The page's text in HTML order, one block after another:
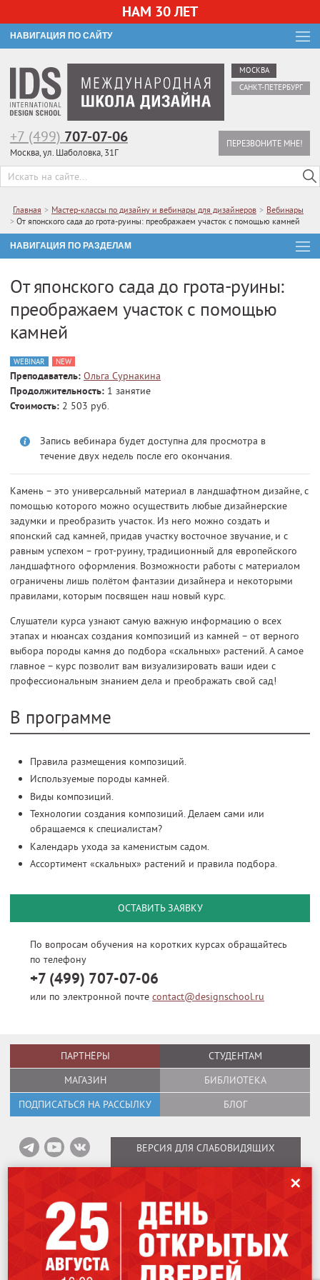
НАМ 30 ЛЕТ
НАВИГАЦИЯ ПО САЙТУ
МОСКВА
САНКТ-ПЕТЕРБУРГ
ПЕРЕЗВОНИТЕ МНЕ!
+7 (499) 707-07-06
Москва, ул. Шаболовка, 31Г
Главная > Мастер-классы по дизайну и вебинары для дизайнеров > Вебинары
> От японского сада до грота-руины: преображаем участок с помощью камней
От японского сада до грота-руины:
преображаем участок с помощью
камней
WEBINAR NEW
Преподаватель: Ольга Сурнакина
Продолжительность: 1 занятие
Стоимость: 2 503 руб.
Запись вебинара будет доступна для просмотра в
течение двух недель после его окончания.
Камень – это универсальный материал в ландшафтном дизайне, с
помощью которого можно осуществить любые дизайнерские
задумки и преобразить участок. Из него можно создать и
японский сад камней, придав участку восточное звучание, и с
равным успехом – грот-руину, традиционный для европейского
ландшафтного оформления. Возможности работы с материалом
ограничены лишь полётом фантазии дизайнера и некоторыми
правилами, которым посвящен наш новый курс.
Слушатели курса узнают самую важную информацию о всех
этапах и нюансах создания композиций из камней – от верного
выбора породы камня до подбора «скальных» растений. А самое
главное – курс позволит вам визуализировать ваши идеи с
профессиональным знанием дела и преображать свой сад!
В программе
Правила размещения композиций.
Используемые породы камней.
Виды композиций.
Технологии создания композиций. Делаем сами или
обращаемся к специалистам?
Календарь ухода за каменистым садом.
Ассортимент «скальных» растений и правила подбора.
ОСТАВИТЬ ЗАЯВКУ
По вопросам обучения на коротких курсах обращайтесь
по телефону
+7 (499) 707-07-06
или по электронной почте contact@designschool.ru
НАВИГАЦИЯ ПО РАЗДЕЛАМ
ПАРТНЁРЫ
СТУДЕНТАМ
МАГАЗИН
БИБЛИОТЕКА
ПОДПИСАТЬСЯ НА РАССЫЛКУ
БЛОГ
ВЕРСИЯ ДЛЯ СЛАБОВИДЯЩИХ
Информация об оплате вебинаров Карта сайта
Политика в отношении
обработки персональных данных
Copyright © 1995–2026
International Design School (Международная Школа
Дизайна)
Лицензия № Л035-01298-77/00184853.
115162
Москва , ул. Шаболовка, 31Г.
+7 (499)707-07-06
✕
Мы используем файлы cookies для улучшения работы сайта. Оставаясь
на нашем сайте, вы соглашаетесь на использование файлов cookies.
Чтобы ознакомиться с Политикой конфиденциальности,
нажмите здесь
Я согласен